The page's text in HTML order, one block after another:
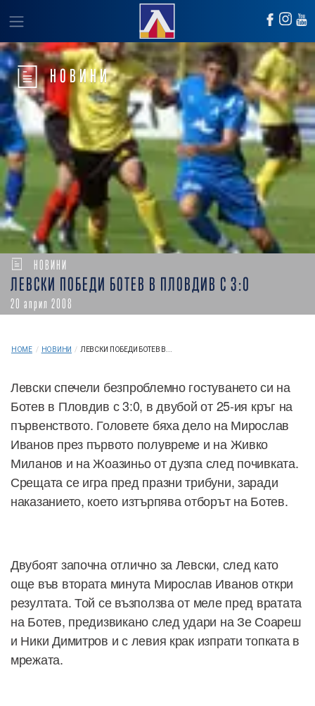
НОВИНИ
НОВИНИ
ЛЕВСКИ ПОБЕДИ БОТЕВ В ПЛОВДИВ С 3:0
20 април 2008
HOME / НОВИНИ / ЛЕВСКИ ПОБЕДИ БОТЕВ В...
Левски спечели безпроблемно гостуването си на
Ботев в Пловдив с 3:0, в двубой от 25-ия кръг на
първенството. Головете бяха дело на Мирослав
Иванов през първото полувреме и на Живко
Миланов и на Жоазиньо от дузпа след почивката.
Срещата се игра пред празни трибуни, заради
наказанието, което изтърпява отборът на Ботев.
Двубоят започна отлично за Левски, след като
още във втората минута Мирослав Иванов откри
резултата. Той се възползва от меле пред вратата
на Ботев, предизвикано след удари на Зе Соареш
и Ники Димитров и с левия крак изпрати топката в
мрежата.